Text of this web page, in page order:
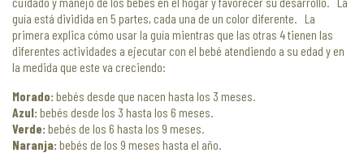
guía está dividida en 5 partes, cada una de un color diferente. La
primera explica cómo usar la guía mientras que las otras 4 tienen las
diferentes actividades a ejecutar con el bebé atendiendo a su edad y en
la medida que este va creciendo:
Morado: bebés desde que nacen hasta los 3 meses.
Azul: bebés desde los 3 hasta los 6 meses.
Verde: bebés de los 6 hasta los 9 meses.
Naranja: bebés de los 9 meses hasta el año.